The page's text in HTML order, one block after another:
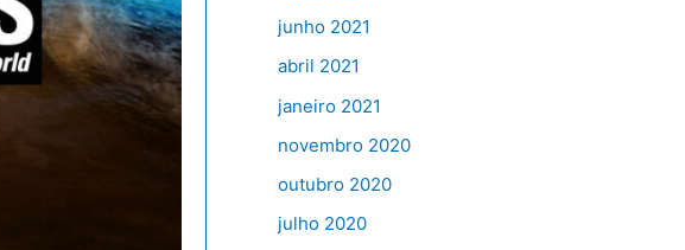
junho 2021
abril 2021
janeiro 2021
novembro 2020
outubro 2020
julho 2020